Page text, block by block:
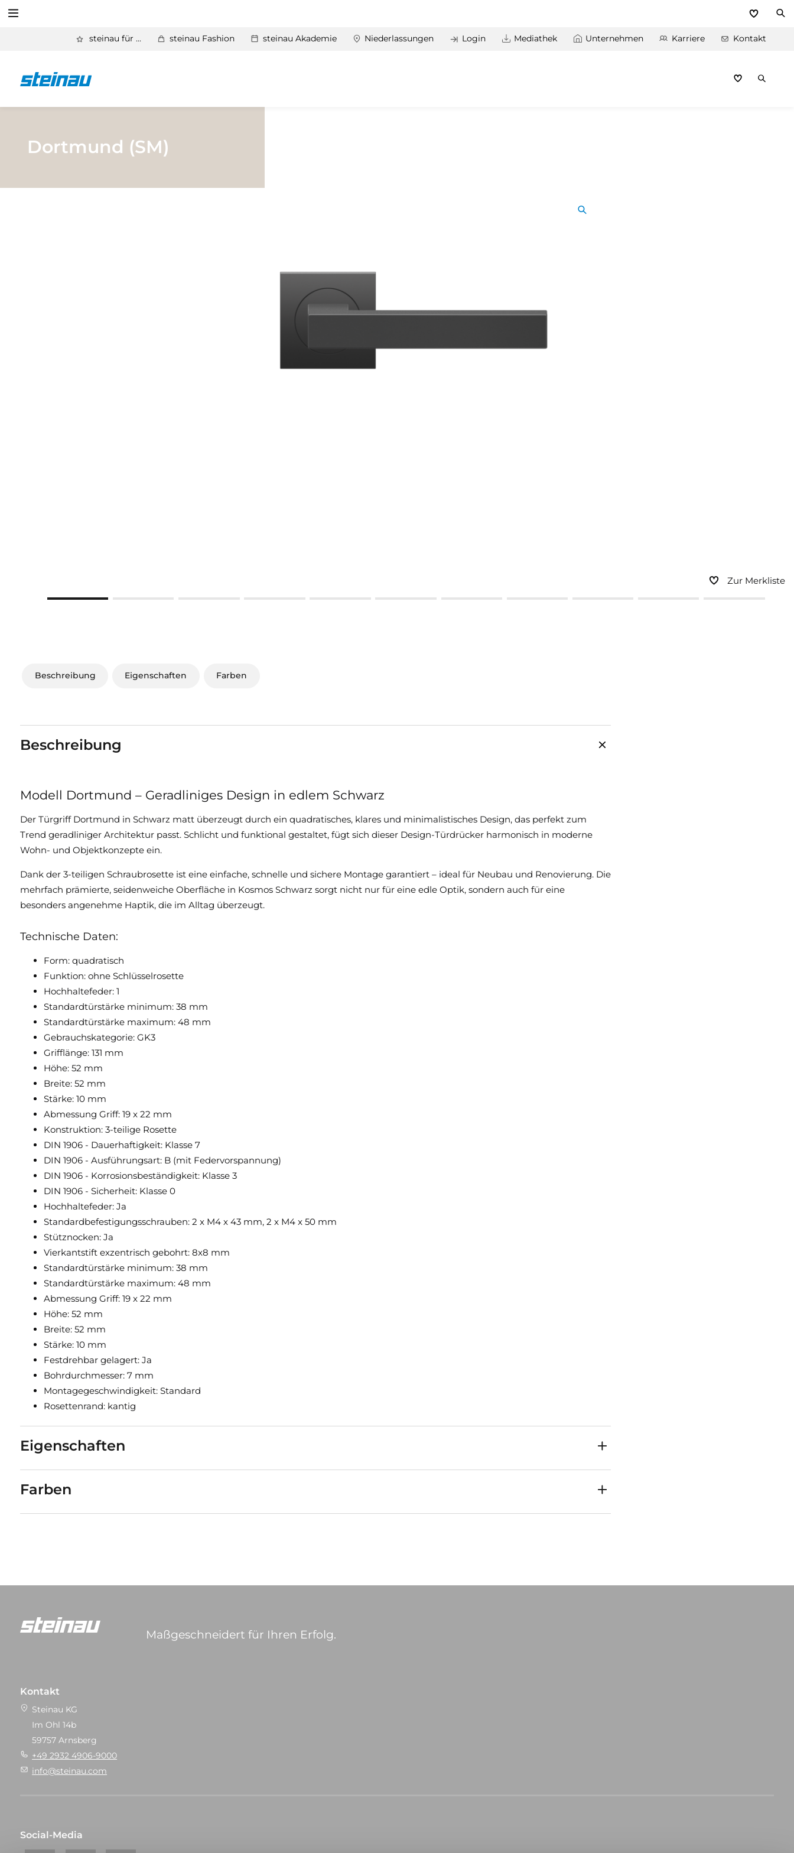
Produkte
Basic Aktionen 2026
steinau für ... steinau Fashion steinau Akademie Niederlassungen Login Mediathek Unternehmen Karriere Kontakt
Dortmund (SM)
Zur Merkliste
Beschreibung Eigenschaften Farben
Beschreibung
Modell Dortmund – Geradliniges Design in edlem Schwarz
Der Türgriff Dortmund in Schwarz matt überzeugt durch ein quadratisches, klares und minimalistisches Design, das perfekt zum
Trend geradliniger Architektur passt. Schlicht und funktional gestaltet, fügt sich dieser Design-Türdrücker harmonisch in moderne
Wohn- und Objektkonzepte ein.
Dank der 3-teiligen Schraubrosette ist eine einfache, schnelle und sichere Montage garantiert – ideal für Neubau und Renovierung. Die
mehrfach prämierte, seidenweiche Oberfläche in Kosmos Schwarz sorgt nicht nur für eine edle Optik, sondern auch für eine
besonders angenehme Haptik, die im Alltag überzeugt.
Technische Daten:
Form: quadratisch
Funktion: ohne Schlüsselrosette
Hochhaltefeder: 1
Standardtürstärke minimum: 38 mm
Standardtürstärke maximum: 48 mm
Gebrauchskategorie: GK3
Grifflänge: 131 mm
Höhe: 52 mm
Breite: 52 mm
Stärke: 10 mm
Abmessung Griff: 19 x 22 mm
Konstruktion: 3-teilige Rosette
DIN 1906 - Dauerhaftigkeit: Klasse 7
DIN 1906 - Ausführungsart: B (mit Federvorspannung)
DIN 1906 - Korrosionsbeständigkeit: Klasse 3
DIN 1906 - Sicherheit: Klasse 0
Hochhaltefeder: Ja
Standardbefestigungsschrauben: 2 x M4 x 43 mm, 2 x M4 x 50 mm
Stütznocken: Ja
Vierkantstift exzentrisch gebohrt: 8x8 mm
Standardtürstärke minimum: 38 mm
Standardtürstärke maximum: 48 mm
Abmessung Griff: 19 x 22 mm
Höhe: 52 mm
Breite: 52 mm
Stärke: 10 mm
Festdrehbar gelagert: Ja
Bohrdurchmesser: 7 mm
Montagegeschwindigkeit: Standard
Rosettenrand: kantig
Eigenschaften
Farben
Maßgeschneidert für Ihren Erfolg.
Kontakt
Steinau KG
Im Ohl 14b
59757 Arnsberg
+49 2932 4906-9000
info@steinau.com
Social-Media